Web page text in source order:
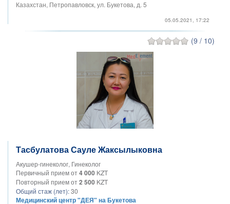
Казахстан, Петропавловск, ул. Букетова, д. 5
05.05.2021, 17:22
(9 / 10)
Тасбулатова Сауле Жаксылыковна
Акушер-гинеколог, Гинеколог
Первичный прием от4 000 KZT
Повторный прием от2 500 KZT
Общий стаж (лет):30
Медицинский центр "ДЕЯ" на Букетова